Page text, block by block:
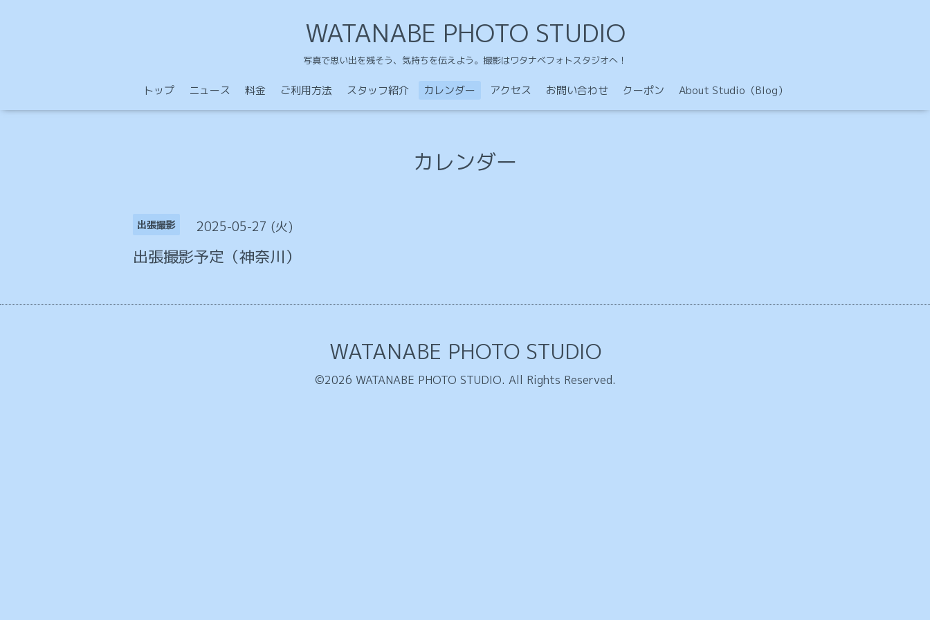
WATANABE PHOTO STUDIO
写真で思い出を残そう、気持ちを伝えよう。撮影はワタナベフォトスタジオへ！
トップ ニュース 料金 ご利用方法 スタッフ紹介 カレンダー アクセス お問い合わせ クーポン About Studio（Blog）
カレンダー
出張撮影 2025-05-27 (火)
出張撮影予定（神奈川）
WATANABE PHOTO STUDIO
©2026 WATANABE PHOTO STUDIO. All Rights Reserved.